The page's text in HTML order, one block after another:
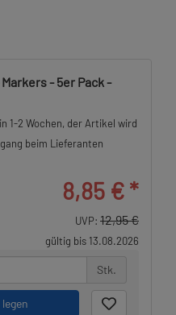
- 5er Pack -
1-2 Wochen, der Artikel wird
beim Lieferanten
8,85 € *
UVP: 12,95 €
gültig bis 13.08.2026
Stk.